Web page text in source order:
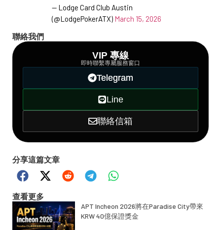
— Lodge Card Club Austin
(@LodgePokerATX) March 15, 2026
聯絡我們
VIP 專線
即時聯繫專屬服務窗口
Telegram
Line
聯絡信箱
分享這篇文章
查看更多
APT Incheon 2026將在Paradise City帶來
KRW 40億保證獎金